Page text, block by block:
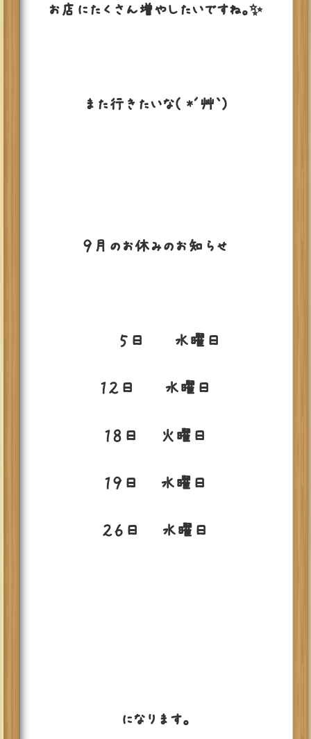
お店にたくさん増やしたいですね。✨
また行きたいな( *´艸｀)
９月のお休みのお知らせ
５日 水曜日
１２日 水曜日
１８日 火曜日
１９日 水曜日
２６日 水曜日
になります。